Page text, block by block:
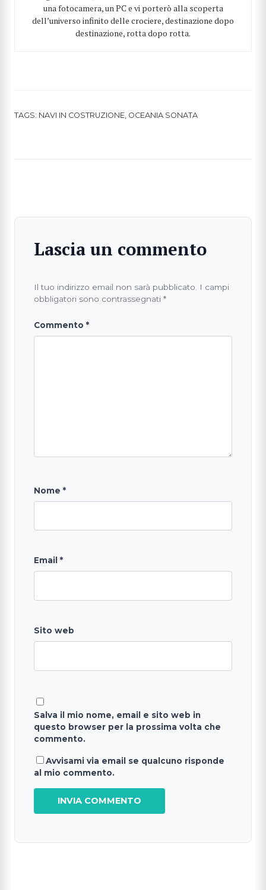
una fotocamera, un PC e vi porterò alla scoperta
dell’universo infinito delle crociere, destinazione dopo
destinazione, rotta dopo rotta.
TAGS: NAVI IN COSTRUZIONE, OCEANIA SONATA
Lascia un commento
Il tuo indirizzo email non sarà pubblicato. I campi
obbligatori sono contrassegnati *
Commento *
Nome *
Email *
Sito web
Salva il mio nome, email e sito web in
questo browser per la prossima volta che
commento.
Avvisami via email se qualcuno risponde
al mio commento.